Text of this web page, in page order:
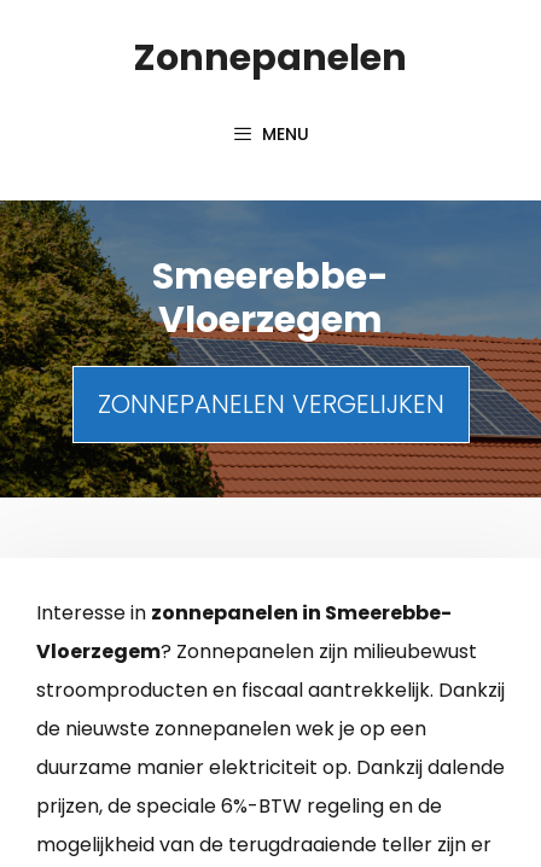
Zonnepanelen
MENU
Smeerebbe-
Vloerzegem
ZONNEPANELEN VERGELIJKEN
Interesse in zonnepanelen in Smeerebbe-
Vloerzegem? Zonnepanelen zijn milieubewust
stroomproducten en fiscaal aantrekkelijk. Dankzij
de nieuwste zonnepanelen wek je op een
duurzame manier elektriciteit op. Dankzij dalende
prijzen, de speciale 6%-BTW regeling en de
mogelijkheid van de terugdraaiende teller zijn er